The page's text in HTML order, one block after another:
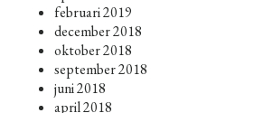
februari 2019
december 2018
oktober 2018
september 2018
juni 2018
april 2018